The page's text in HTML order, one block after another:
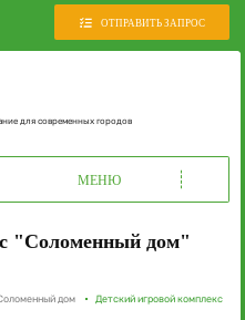
ОТПРАВИТЬ ЗАПРОС
для современных городов
МЕНЮ
"Соломенный дом"
дом
Детский игровой комплекс